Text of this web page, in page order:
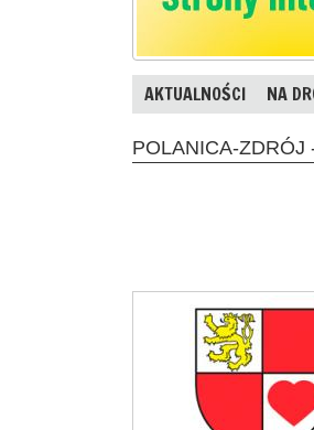
AKTUALNOŚCI NA
POLANICA-ZDRÓJ